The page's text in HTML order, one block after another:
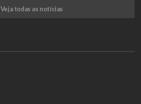
Veja todas as notícias